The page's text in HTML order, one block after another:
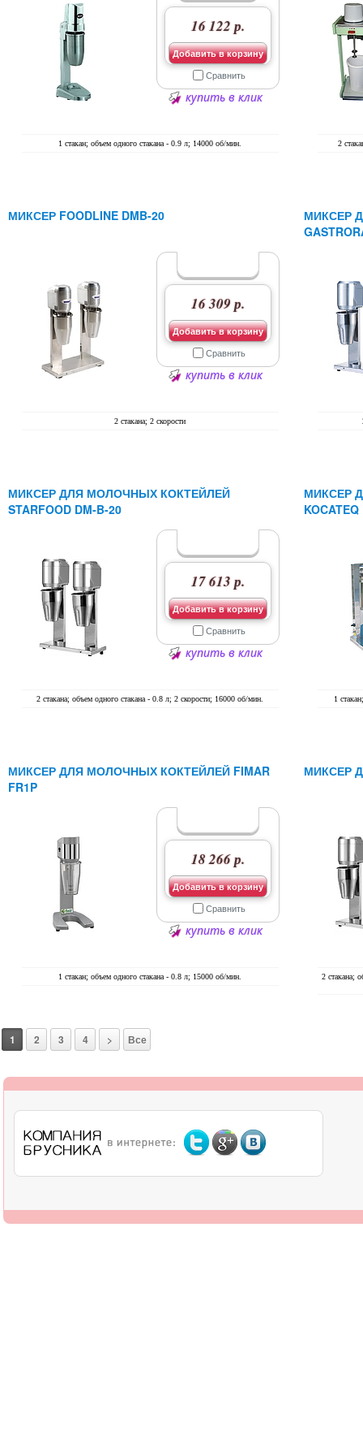
1 стакан; объем одного стакана - 0.9 л; 14000 об/мин.
16 122 р.
Добавить в корзину
Сравнить
купить в клик
2
МИКСЕР FOODLINE DMB-20
2 стакана; 2 скорости
16 309 р.
Добавить в корзину
Сравнить
купить в клик
МИКСЕР
МИКСЕР ДЛЯ МОЛОЧНЫХ КОКТЕЙЛЕЙ
STARFOOD DM-B-20
2 стакана; объем одного стакана - 0.8 л; 2 скорости; 16000 об/мин.
17 613 р.
Добавить в корзину
Сравнить
купить в клик
МИКСЕР
1
МИКСЕР ДЛЯ МОЛОЧНЫХ КОКТЕЙЛЕЙ FIMAR
FR1P
1 стакан; объем одного стакана - 0.8 л; 15000 об/мин.
18 266 р.
Добавить в корзину
Сравнить
купить в клик
МИКСЕР
2 стакана;
1 2 3 4 > Все